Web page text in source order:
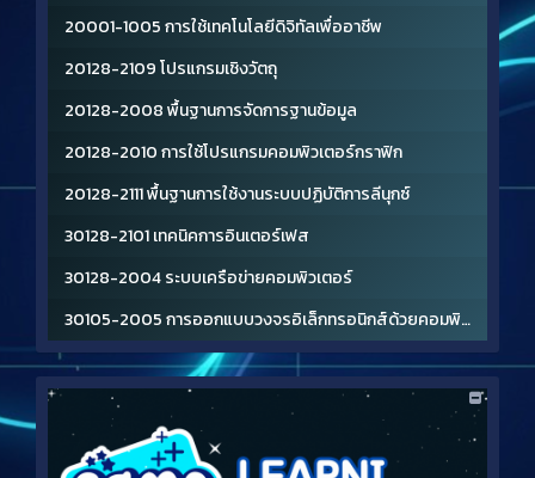
20001-1005 การใช้เทคโนโลยีดิจิทัลเพื่ออาชีพ
20128-2109 โปรแกรมเชิงวัตถุ
20128-2008 พื้นฐานการจัดการฐานข้อมูล
20128-2010 การใช้โปรแกรมคอมพิวเตอร์กราฟิก
20128-2111 พื้นฐานการใช้งานระบบปฏิบัติการลีนุกซ์
30128-2101 เทคนิคการอินเตอร์เฟส
30128-2004 ระบบเครือข่ายคอมพิวเตอร์
30105-2005 การออกแบบวงจรอิเล็กทรอนิกส์ด้วยคอมพิวเตอร์